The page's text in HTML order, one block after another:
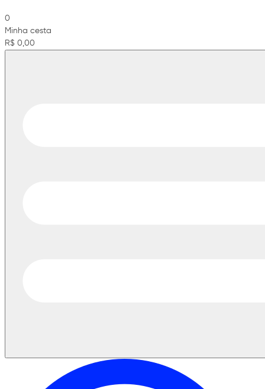
0
Minha cesta
R$ 0,00